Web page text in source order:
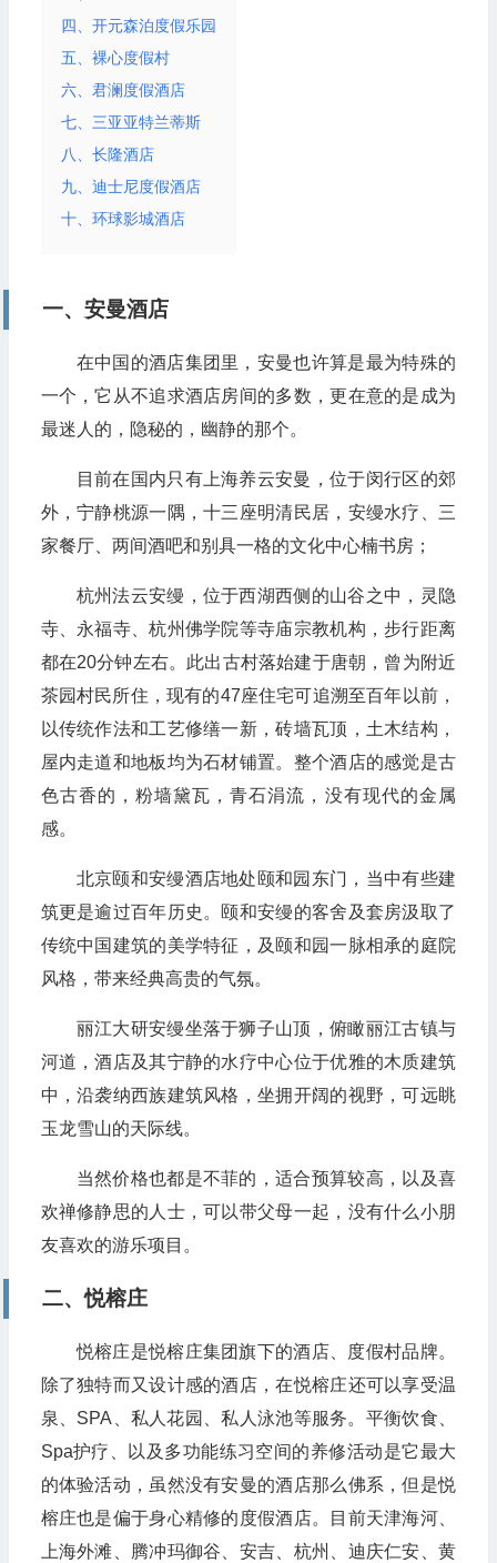
四、开元森泊度假乐园
五、裸心度假村
六、君澜度假酒店
七、三亚亚特兰蒂斯
八、长隆酒店
九、迪士尼度假酒店
十、环球影城酒店
一、安曼酒店
在中国的酒店集团里，安曼也许算是最为特殊的
一个，它从不追求酒店房间的多数，更在意的是成为
最迷人的，隐秘的，幽静的那个。
目前在国内只有上海养云安曼，位于闵行区的郊
外，宁静桃源一隅，十三座明清民居，安缦水疗、三
家餐厅、两间酒吧和别具一格的文化中心楠书房；
杭州法云安缦，位于西湖西侧的山谷之中，灵隐
寺、永福寺、杭州佛学院等寺庙宗教机构，步行距离
都在20分钟左右。此出古村落始建于唐朝，曾为附近
茶园村民所住，现有的47座住宅可追溯至百年以前，
以传统作法和工艺修缮一新，砖墙瓦顶，土木结构，
屋内走道和地板均为石材铺置。整个酒店的感觉是古
色古香的，粉墙黛瓦，青石涓流，没有现代的金属
感。
北京颐和安缦酒店地处颐和园东门，当中有些建
筑更是逾过百年历史。颐和安缦的客舍及套房汲取了
传统中国建筑的美学特征，及颐和园一脉相承的庭院
风格，带来经典高贵的气氛。
丽江大研安缦坐落于狮子山顶，俯瞰丽江古镇与
河道，酒店及其宁静的水疗中心位于优雅的木质建筑
中，沿袭纳西族建筑风格，坐拥开阔的视野，可远眺
玉龙雪山的天际线。
当然价格也都是不菲的，适合预算较高，以及喜
欢禅修静思的人士，可以带父母一起，没有什么小朋
友喜欢的游乐项目。
二、悦榕庄
悦榕庄是悦榕庄集团旗下的酒店、度假村品牌。
除了独特而又设计感的酒店，在悦榕庄还可以享受温
泉、SPA、私人花园、私人泳池等服务。平衡饮食、
Spa护疗、以及多功能练习空间的养修活动是它最大
的体验活动，虽然没有安曼的酒店那么佛系，但是悦
榕庄也是偏于身心精修的度假酒店。目前天津海河、
上海外滩、腾冲玛御谷、安吉、杭州、迪庆仁安、黄